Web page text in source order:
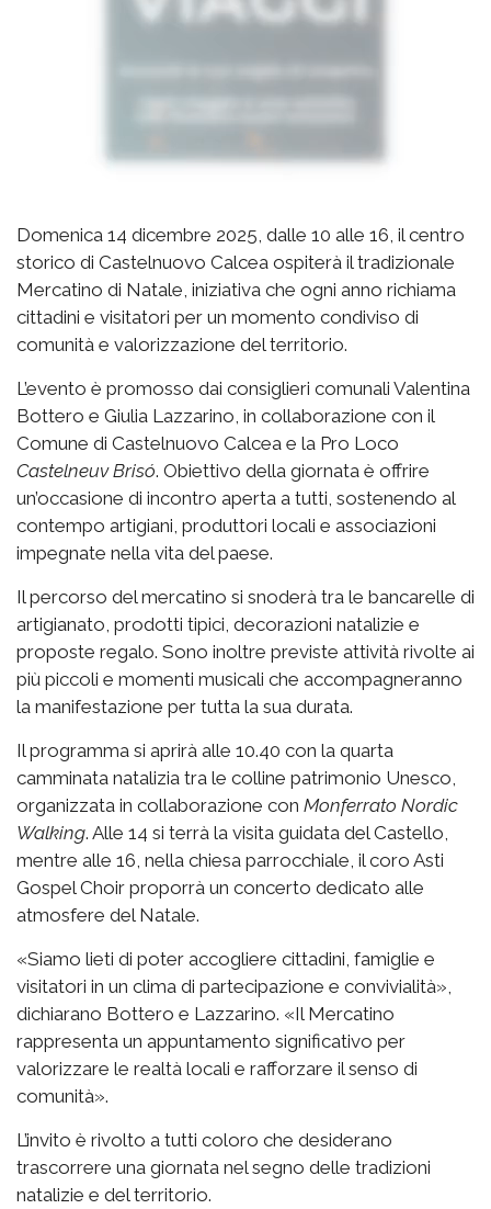
Domenica 14 dicembre 2025, dalle 10 alle 16, il centro
storico di Castelnuovo Calcea ospiterà il tradizionale
Mercatino di Natale, iniziativa che ogni anno richiama
cittadini e visitatori per un momento condiviso di
comunità e valorizzazione del territorio.
L’evento è promosso dai consiglieri comunali Valentina
Bottero e Giulia Lazzarino, in collaborazione con il
Comune di Castelnuovo Calcea e la Pro Loco
Castelneuv Brisó. Obiettivo della giornata è offrire
un’occasione di incontro aperta a tutti, sostenendo al
contempo artigiani, produttori locali e associazioni
impegnate nella vita del paese.
Il percorso del mercatino si snoderà tra le bancarelle di
artigianato, prodotti tipici, decorazioni natalizie e
proposte regalo. Sono inoltre previste attività rivolte ai
più piccoli e momenti musicali che accompagneranno
la manifestazione per tutta la sua durata.
Il programma si aprirà alle 10.40 con la quarta
camminata natalizia tra le colline patrimonio Unesco,
organizzata in collaborazione con Monferrato Nordic
Walking. Alle 14 si terrà la visita guidata del Castello,
mentre alle 16, nella chiesa parrocchiale, il coro Asti
Gospel Choir proporrà un concerto dedicato alle
atmosfere del Natale.
«Siamo lieti di poter accogliere cittadini, famiglie e
visitatori in un clima di partecipazione e convivialità»,
dichiarano Bottero e Lazzarino. «Il Mercatino
rappresenta un appuntamento significativo per
valorizzare le realtà locali e rafforzare il senso di
comunità».
L’invito è rivolto a tutti coloro che desiderano
trascorrere una giornata nel segno delle tradizioni
natalizie e del territorio.